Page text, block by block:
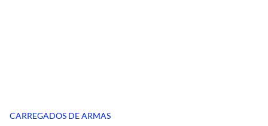
CARREGADOS DE ARMAS